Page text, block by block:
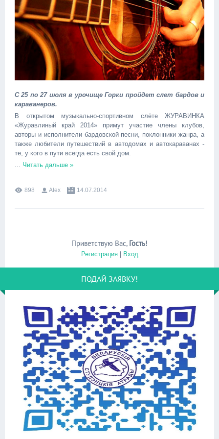
С 25 по 27 июля в урочище Горки пройдет слет бардов и
караванеров.
В открытом музыкально-спортивном слёте ЖУРАВИНКА
«Журавлиный край 2014» примут участие члены клубов,
авторы и исполнители бардовской песни, поклонники жанра, а
также любители путешествий в автодомах и автокараванах -
те, у кого в пути всегда есть свой дом.
Читать дальше »
898 Alex 14.07.2014
Приветствую Вас, Гость!
Регистрация| Вход
ПОДАЙ ЗАЯВКУ!